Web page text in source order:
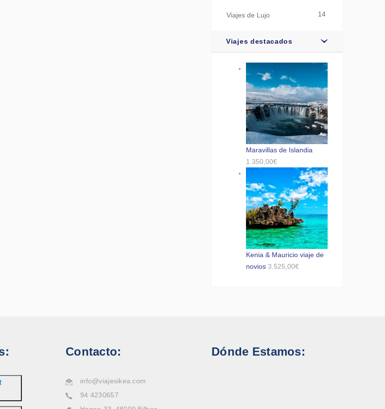
Viajes de Lujo 14
Viajes destacados
Maravillas de Islandia
1.350,00€
Kenia & Mauricio viaje de
novios 3.525,00€
Contacto:
info@viajesikea.com
94 4230657
Dónde Estamos: